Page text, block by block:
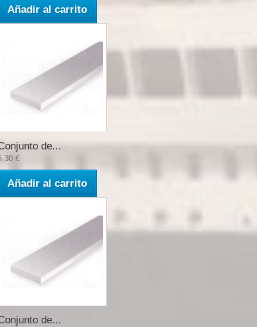
Añadir al carrito
de...
€
Añadir al carrito
de...